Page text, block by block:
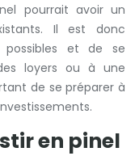
pourrait avoir un
Il est donc
possibles et de se
loyers ou à une
de se préparer à
en pinel